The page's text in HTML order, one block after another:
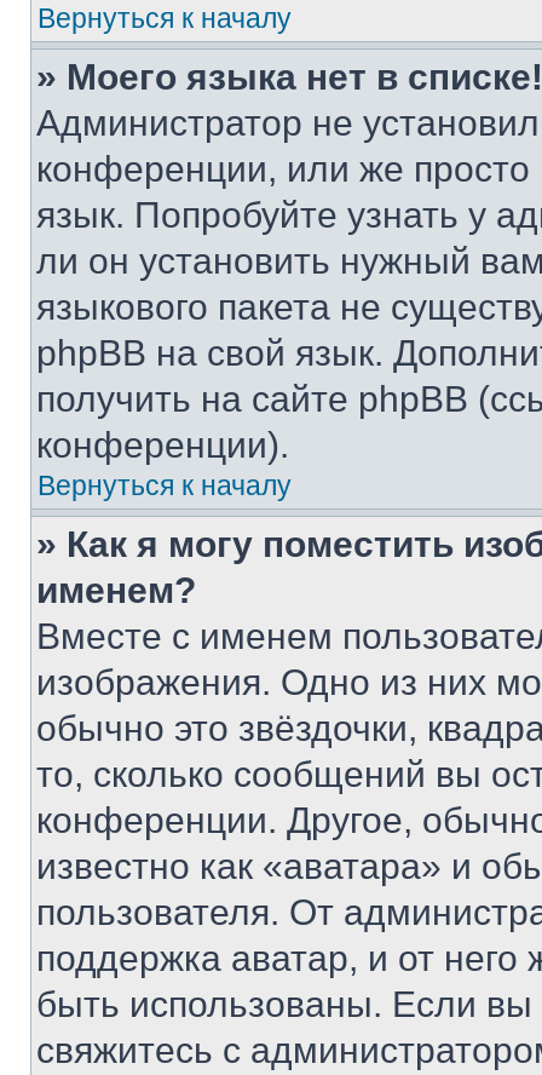
Вернуться к началу
» Моего языка нет в списке!
Администратор не
конференции, или же
язык. Попробуйте узнать у
ли он установить нужный
языкового пакета не
phpBB на свой язык.
получить на сайте phpBB
конференции).
Вернуться к началу
» Как я могу поместить
именем?
Вместе с именем
изображения. Одно из них
обычно это звёздочки,
то, сколько сообщений вы
конференции. Другое,
известно как «аватара» и
пользователя. От
поддержка аватар, и от него
быть использованы. Если
свяжитесь с